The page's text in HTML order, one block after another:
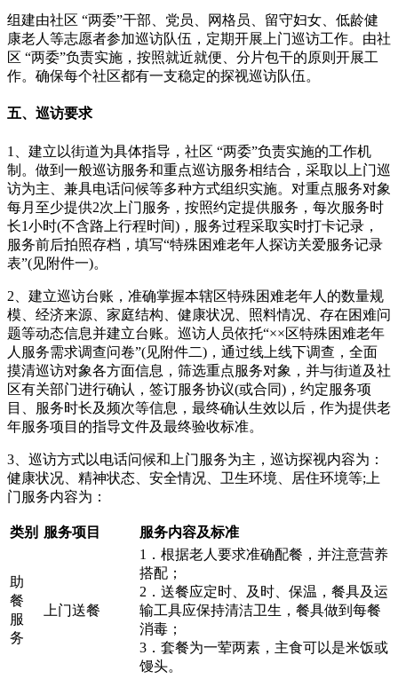
组建由社区 “两委”干部、党员、网格员、留守妇女、低龄健
康老人等志愿者参加巡访队伍，定期开展上门巡访工作。由社
区 “两委”负责实施，按照就近就便、分片包干的原则开展工
作。确保每个社区都有一支稳定的探视巡访队伍。
五、巡访要求
1、建立以街道为具体指导，社区 “两委”负责实施的工作机
制。做到一般巡访服务和重点巡访服务相结合，采取以上门巡
访为主、兼具电话问候等多种方式组织实施。对重点服务对象
每月至少提供2次上门服务，按照约定提供服务，每次服务时
长1小时(不含路上行程时间)，服务过程采取实时打卡记录，
服务前后拍照存档，填写“特殊困难老年人探访关爱服务记录
表”(见附件一)。
2、建立巡访台账，准确掌握本辖区特殊困难老年人的数量规
模、经济来源、家庭结构、健康状况、照料情况、存在困难问
题等动态信息并建立台账。巡访人员依托“××区特殊困难老年
人服务需求调查问卷”(见附件二)，通过线上线下调查，全面
摸清巡访对象各方面信息，筛选重点服务对象，并与街道及社
区有关部门进行确认，签订服务协议(或合同)，约定服务项
目、服务时长及频次等信息，最终确认生效以后，作为提供老
年服务项目的指导文件及最终验收标准。
3、巡访方式以电话问候和上门服务为主，巡访探视内容为：
健康状况、精神状态、安全情况、卫生环境、居住环境等;上
门服务内容为：
类别 服务项目 服务内容及标准
助
餐
服
务
上门送餐
1．根据老人要求准确配餐，并注意营养
搭配；
2．送餐应定时、及时、保温，餐具及运
输工具应保持清洁卫生，餐具做到每餐
消毒；
3．套餐为一荤两素，主食可以是米饭或
馒头。